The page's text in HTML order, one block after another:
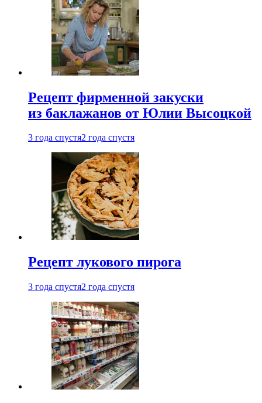
Рецепт фирменной закуски
из баклажанов от Юлии Высоцкой
3 года спустя2 года спустя
Рецепт лукового пирога
3 года спустя2 года спустя